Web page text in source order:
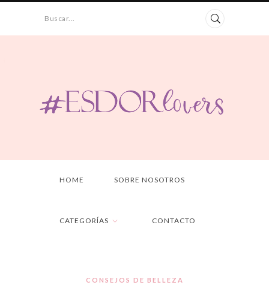
Buscar...
HOME SOBRE NOSOTROS
CATEGORÍAS CONTACTO
CONSEJOS DE BELLEZA